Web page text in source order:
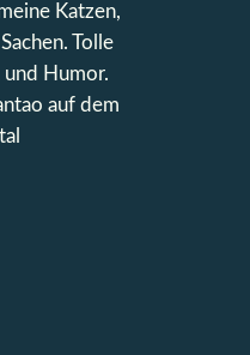
Katzen,
Tolle
und Humor.
auf dem